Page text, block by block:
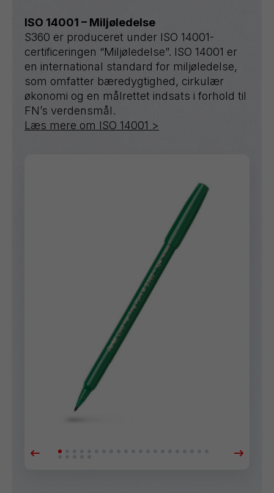
ISO 14001 – Miljøledelse
S360 er produceret under ISO 14001-
certificeringen “Miljøledelse”. ISO 14001 er
en international standard for miljøledelse,
som omfatter bæredygtighed, cirkulær
økonomi og en målrettet indsats i forhold til
FN’s verdensmål.
Læs mere om ISO 14001 >